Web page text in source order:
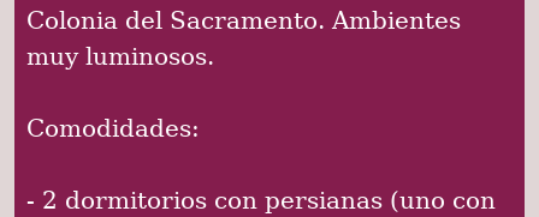
Colonia del Sacramento. Ambientes
muy luminosos.
Comodidades:
- 2 dormitorios con persianas (uno con